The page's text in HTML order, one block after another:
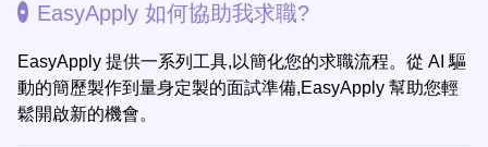
EasyApply 如何協助我求職?
EasyApply 提供一系列工具,以簡化您的求職流程。從 AI 驅
動的簡歷製作到量身定製的面試準備,EasyApply 幫助您輕
鬆開啟新的機會。